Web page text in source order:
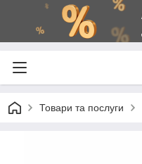
Товари та послуги